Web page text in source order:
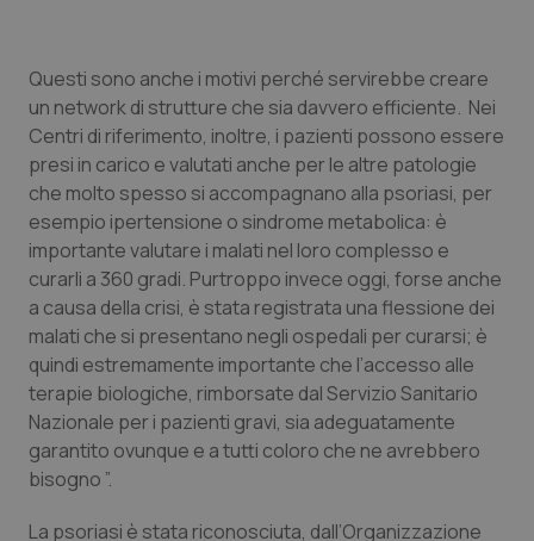
Psoriasi & pelle
Quotidiano Cardiologia
Quotidiano Chirurgia
Quotidiano Oncologia
Quotidiano Pediatria
Rene & patologie urogenitali
Salute orale & impianti
Sangue & coagulazione
Questi sono anche i motivi perché servirebbe creare
un network di strutture che sia davvero efficiente. Nei
Centri di riferimento, inoltre, i pazienti possono essere
presi in carico e valutati anche per le altre patologie
che molto spesso si accompagnano alla psoriasi, per
esempio ipertensione o sindrome metabolica: è
importante valutare i malati nel loro complesso e
curarli a 360 gradi. Purtroppo invece oggi, forse anche
a causa della crisi, è stata registrata una flessione dei
malati che si presentano negli ospedali per curarsi; è
quindi estremamente importante che l’accesso alle
terapie biologiche, rimborsate dal Servizio Sanitario
Nazionale per i pazienti gravi, sia adeguatamente
garantito ovunque e a tutti coloro che ne avrebbero
bisogno ”.
La psoriasi è stata riconosciuta, dall’Organizzazione